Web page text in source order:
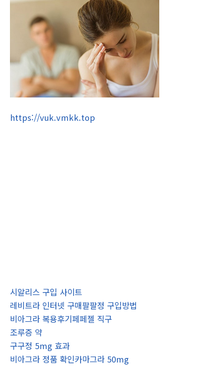
https://vuk.vmkk.top
시알리스 구입 사이트
레비트라 인터넷 구매팔팔정 구입방법
비아그라 복용후기페페젤 직구
조루증 약
구구정 5mg 효과
비아그라 정품 확인카마그라 50mg